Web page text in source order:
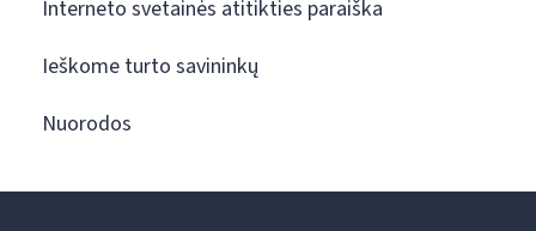
Interneto svetainės atitikties paraiška
Ieškome turto savininkų
Nuorodos